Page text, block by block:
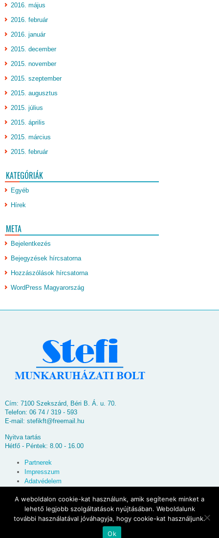
2016. május
2016. február
2016. január
2015. december
2015. november
2015. szeptember
2015. augusztus
2015. július
2015. április
2015. március
2015. február
KATEGÓRIÁK
Egyéb
Hírek
META
Bejelentkezés
Bejegyzések hírcsatorna
Hozzászólások hírcsatorna
WordPress Magyarország
Cím: 7100 Szekszárd, Béri B. Á. u. 70.
Telefon: 06 74 / 319 - 593
E-mail: stefikft@freemail.hu
Nyitva tartás
Hétfő - Péntek: 8.00 - 16.00
Partnerek
Impresszum
Adatvédelem
© 2026Stefi Munkaruházati Bolt
A weboldalon cookie-kat használunk, amik segítenek minket a
lehető legjobb szolgáltatások nyújtásában. Weboldalunk
további használatával jóváhagyja, hogy cookie-kat használjunk.
Ok